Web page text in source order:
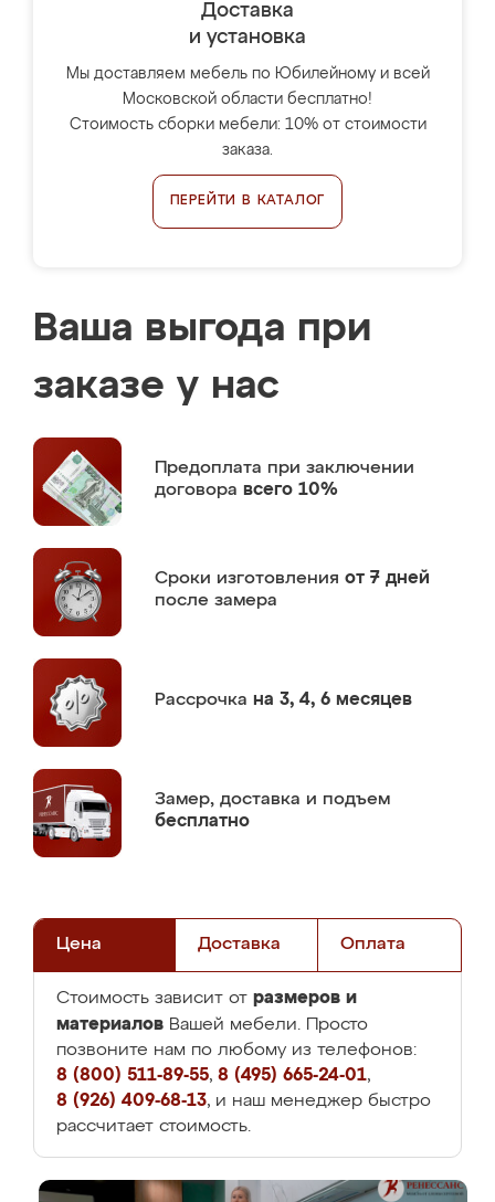
Доставка
и установка
Мы доставляем мебель по Юбилейному и всей
Московской области бесплатно!
Стоимость сборки мебели: 10% от стоимости
заказа.
ПЕРЕЙТИ В КАТАЛОГ
Ваша выгода при
заказе у нас
Предоплата при заключении
договора всего 10%
Сроки изготовления от 7 дней
после замера
Рассрочка на 3, 4, 6 месяцев
Замер, доставка и подъем
бесплатно
Цена Доставка Оплата
Стоимость зависит от размеров и
материалов Вашей мебели. Просто
позвоните нам по любому из телефонов:
8 (800) 511-89-55, 8 (495) 665-24-01,
8 (926) 409-68-13, и наш менеджер быстро
рассчитает стоимость.